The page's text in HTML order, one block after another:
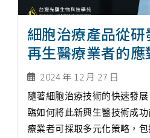
細胞治療產品從研
再生醫療業者的應
2024 年 12 月 27 日
隨著細胞治療技術的快速發
臨如何將此新興生醫技術成
療業者可採取多元化策略，